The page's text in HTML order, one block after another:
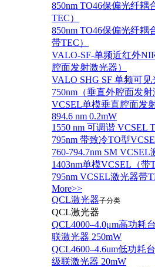
850nm TO46保偏光纤
TEC）
850nm TO46保偏光纤耦
带TEC）
VALO-SF-单频近红外
腔面发射激光器）
VALO SHG SF 单频可
750nm（垂直外腔面发射
VCSEL单模垂直腔面发
894.6 nm 0.2mW
1550 nm 可调谐 VCSEL
795nm 带致冷TO型
760-794.7nm SM
1403nm单模VCSEL（带
795nm VCSEL激光器带
More>>
QCL激光器子分类
QCL激光器
QCL4000–4.0μm高功耗
联激光器 250mW
QCL4600–4.6um低功耗
级联激光器 20mW